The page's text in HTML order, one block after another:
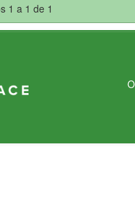
1 a 1 de 1